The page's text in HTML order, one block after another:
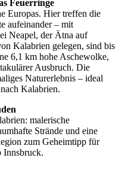
Feuerringe
Europas. Hier treffen die
aufeinander – mit
Neapel, der Ätna auf
Kalabrien gelegen, sind bis
6,1 km hohe Aschewolke,
Ausbruch. Die
Naturerlebnis – ideal
Kalabrien.
malerische
Strände und eine
zum Geheimtipp für
Innsbruck.